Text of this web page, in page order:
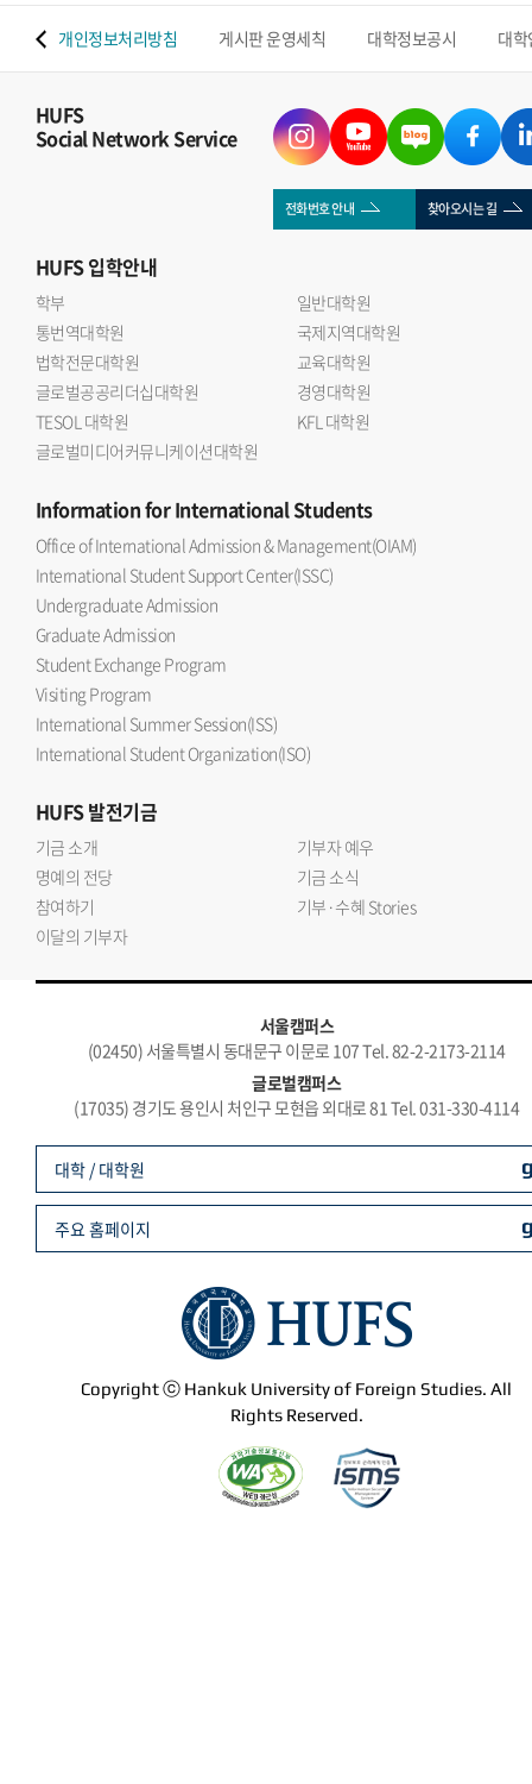
개인정보처리방침 게시판 운영세칙 대학정보공시 대
HUFS
Social Network Service
전화번호 안내 찾아오시는 길
HUFS입학안내
학부
일반대학원
통번역대학원
국제지역대학원
법학전문대학원
교육대학원
글로벌공공리더십대학원
경영대학원
TESOL 대학원
KFL 대학원
글로벌미디어커뮤니케이션대학원
Informationfor International Students
Office of International Admission & Management(OIAM)
International Student Support Center(ISSC)
Undergraduate Admission
Graduate Admission
Student Exchange Program
Visiting Program
International Summer Session(ISS)
International Student Organization(ISO)
HUFS발전기금
기금 소개
기부자 예우
명예의 전당
기금 소식
참여하기
기부·수혜 Stories
이달의 기부자
서울캠퍼스
(02450) 서울특별시 동대문구 이문로 107 Tel. 82-2-2173-2114
글로벌캠퍼스
(17035) 경기도 용인시 처인구 모현읍 외대로 81 Tel. 031-330-4114
Copyright ⓒ Hankuk University of Foreign Studies. All
Rights Reserved.
대학 / 대학원
주요 홈페이지